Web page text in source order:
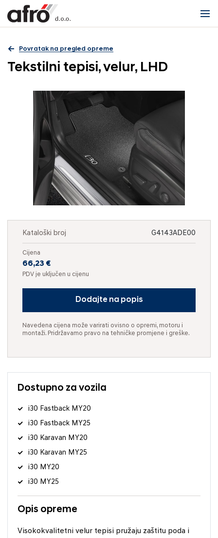
Povratak na pregled opreme
Tekstilni tepisi, velur, LHD
Kataloški broj G4143ADE00
Cijena
66,23 €
PDV je uključen u cijenu
Dodajte na popis
Navedena cijena može varirati ovisno o opremi, motoru i
montaži. Pridržavamo pravo na tehničke promjene i greške.
Dostupno za vozila
i30 Fastback MY20
i30 Fastback MY25
i30 Karavan MY20
i30 Karavan MY25
i30 MY20
i30 MY25
Opis opreme
Visokokvalitetni velur tepisi pružaju zaštitu poda i